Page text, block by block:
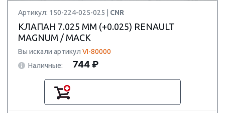
Артикул: 150-224-025-025 | CNR
КЛАПАН 7.025 ММ (+0.025) RENAULT
MAGNUM / MACK
Вы искали артикул VI-80000
Наличные:
744 ₽